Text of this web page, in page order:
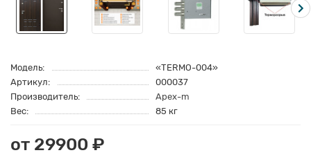
Модель:
«TERMO-004»
Артикул:
000037
Производитель:
Apex-m
Вес:
85 кг
от 29900 ₽